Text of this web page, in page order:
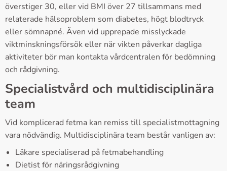
överstiger 30, eller vid BMI över 27 tillsammans med
relaterade hälsoproblem som diabetes, högt blodtryck
eller sömnapné. Även vid upprepade misslyckade
viktminskningsförsök eller när vikten påverkar dagliga
aktiviteter bör man kontakta vårdcentralen för bedömning
och rådgivning.
Specialistvård och multidisciplinära
team
Vid komplicerad fetma kan remiss till specialistmottagning
vara nödvändig. Multidisciplinära team består vanligen av:
Läkare specialiserad på fetmabehandling
Dietist för näringsrådgivning